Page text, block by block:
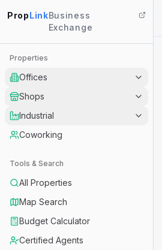
PropLinkBusiness
Exchange
Properties
Offices
Shops
Industrial
Coworking
Tools & Search
All Properties
Map Search
Budget Calculator
Certified Agents